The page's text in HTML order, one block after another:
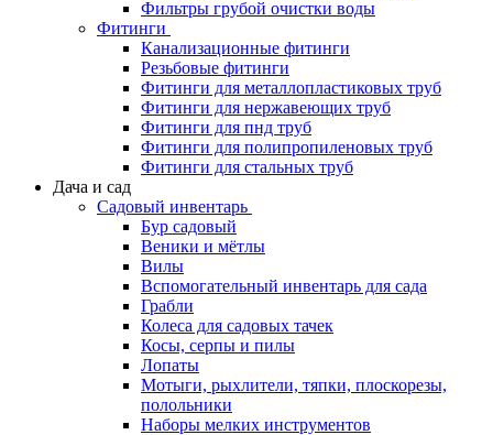
Фильтры грубой очистки воды
Фитинги
Канализационные фитинги
Резьбовые фитинги
Фитинги для металлопластиковых труб
Фитинги для нержавеющих труб
Фитинги для пнд труб
Фитинги для полипропиленовых труб
Фитинги для стальных труб
Дача и сад
Садовый инвентарь
Бур садовый
Веники и мётлы
Вилы
Вспомогательный инвентарь для сада
Грабли
Колеса для садовых тачек
Косы, серпы и пилы
Лопаты
Мотыги, рыхлители, тяпки, плоскорезы,
полольники
Наборы мелких инструментов